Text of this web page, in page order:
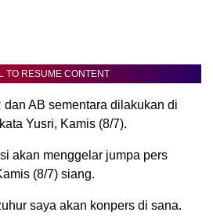
TO RESUME CONTENT
dan AB sementara dilakukan di
Yusri, Kamis (8/7).
akan menggelar jumpa pers
(8/7) siang.
saya akan konpers di sana.